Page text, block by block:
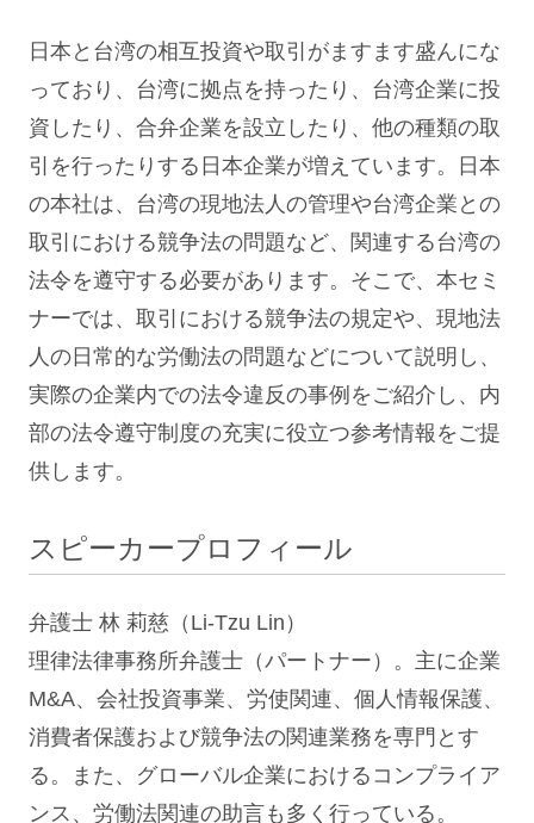
日本と台湾の相互投資や取引がますます盛んにな
っており、台湾に拠点を持ったり、台湾企業に投
資したり、合弁企業を設立したり、他の種類の取
引を行ったりする日本企業が増えています。日本
の本社は、台湾の現地法人の管理や台湾企業との
取引における競争法の問題など、関連する台湾の
法令を遵守する必要があります。そこで、本セミ
ナーでは、取引における競争法の規定や、現地法
人の日常的な労働法の問題などについて説明し、
実際の企業内での法令違反の事例をご紹介し、内
部の法令遵守制度の充実に役立つ参考情報をご提
供します。
スピーカープロフィール
弁護士 林 莉慈（Li-Tzu Lin）
理律法律事務所弁護士（パートナー）。主に企業
M&A、会社投資事業、労使関連、個人情報保護、
消費者保護および競争法の関連業務を専門とす
る。また、グローバル企業におけるコンプライア
ンス、労働法関連の助言も多く行っている。